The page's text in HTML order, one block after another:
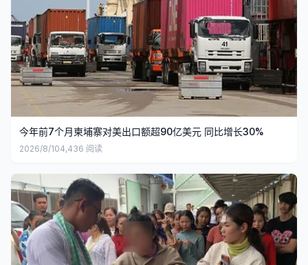
今年前7个月柬埔寨对美出口额超90亿美元 同比增长30%
2026/8/104,436 阅读